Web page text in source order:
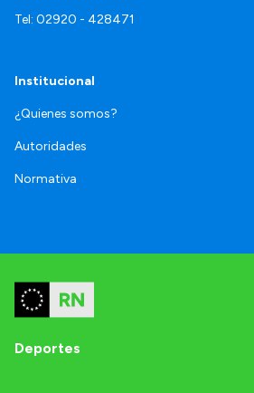
Tel: 02920 - 428471
Institucional
¿Quienes somos?
Autoridades
Normativa
Deportes